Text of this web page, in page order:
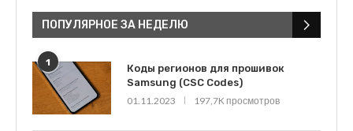
ПОПУЛЯРНОЕ ЗА НЕДЕЛЮ
1
Коды регионов для прошивок
Samsung (CSC Codes)
01.11.2023
197,7K просмотров